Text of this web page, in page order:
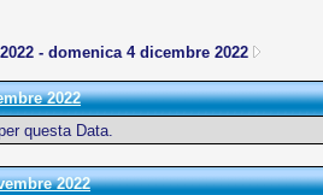
- domenica 4 dicembre 2022
2022
questa Data.
2022